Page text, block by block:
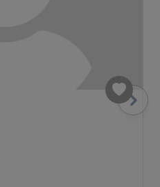
Suivant